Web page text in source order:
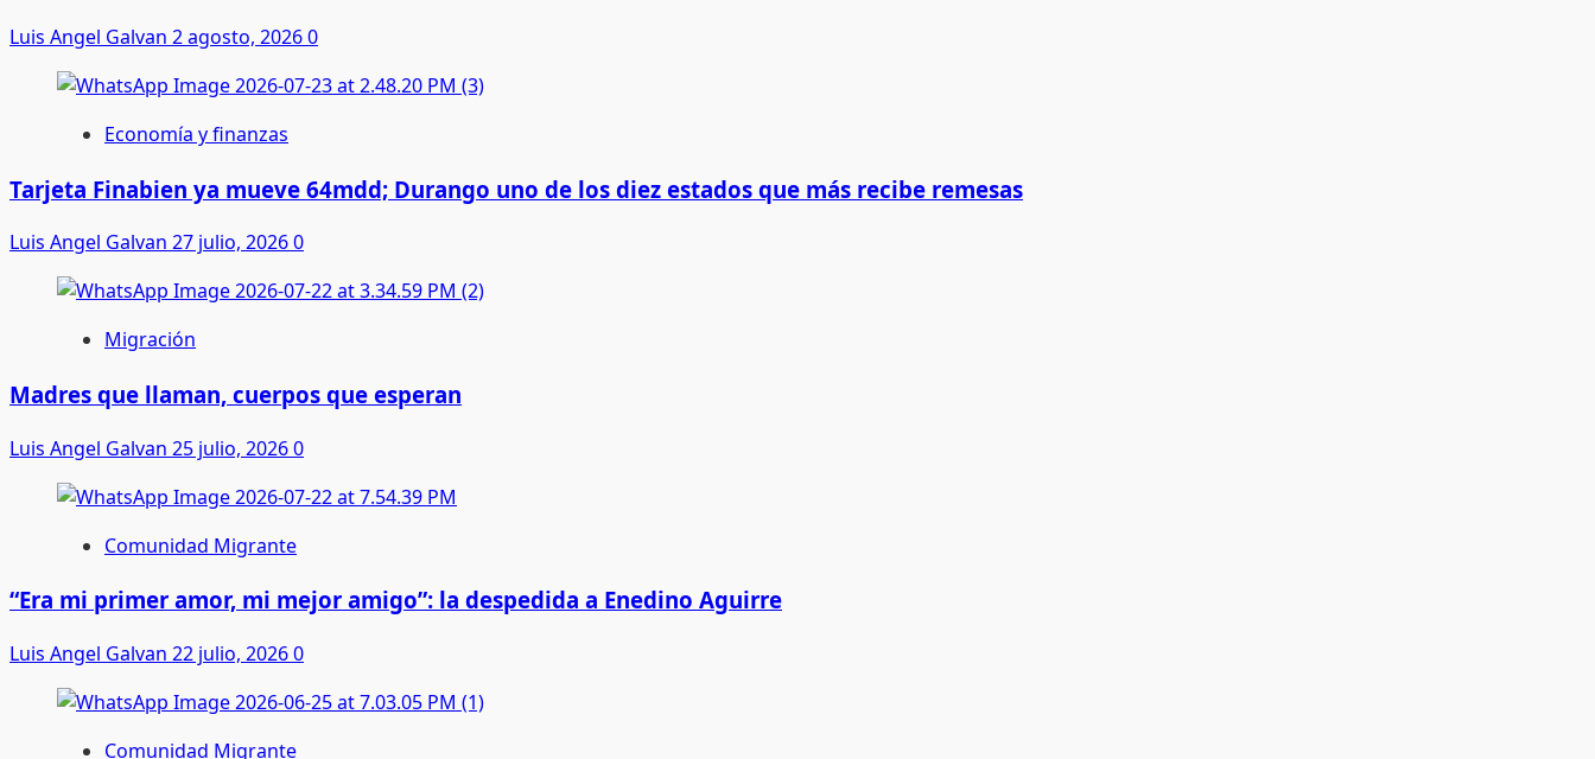
Luis Angel Galvan 2 agosto, 20260
Economía y finanzas
Tarjeta Finabien ya mueve 64mdd; Durango uno de los diez estados que más recibe remesas
Luis Angel Galvan 27 julio, 20260
Migración
Madres que llaman, cuerpos que esperan
Luis Angel Galvan 25 julio, 20260
Comunidad Migrante
“Era mi primer amor, mi mejor amigo”: la despedida a Enedino Aguirre
Luis Angel Galvan 22 julio, 20260
Comunidad Migrante